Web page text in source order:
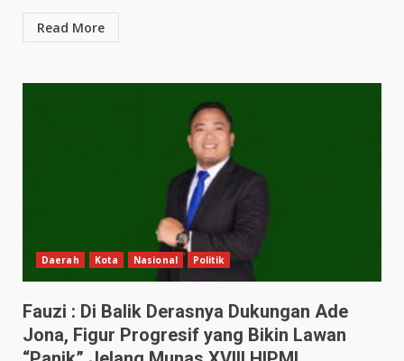
Read More
Daerah Kota Nasional Politik
Fauzi : Di Balik Derasnya Dukungan Ade
Jona, Figur Progresif yang Bikin Lawan